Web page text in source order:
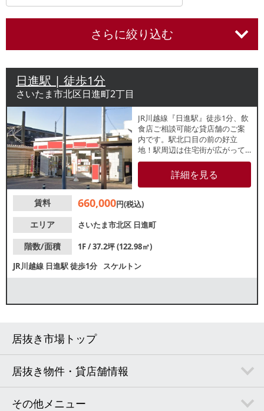
さらに絞り込む
日進駅 | 徒歩1分
さいたま市北区日進町2丁目
JR川越線『日進駅』徒歩1分、飲
食店ご相談可能な貸店舗のご案
内です。駅北口目の前の好立
地！駅周辺は住宅街が広がって
おり、地域密着型店舗をお探し
の方にもおすすめです。諸条件
等、お気軽にお問合せくださ
詳細を見る
賃料 660,000円(税込)
エリア
さいたま市北区 日進町
階数/面積
1F / 37.2坪 (122.98㎡)
JR川越線 日進駅徒歩1分 スケルトン
居抜き市場トップ
居抜き物件・貸店舗情報
その他メニュー